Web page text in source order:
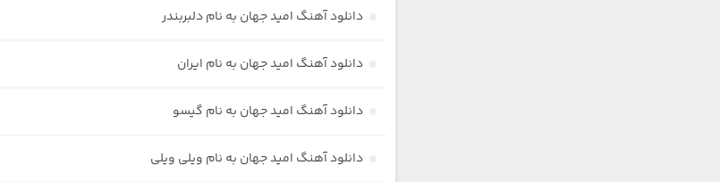
دانلود آهنگ امید جهان به نام دلبربندر
دانلود آهنگ امید جهان به نام ایران
دانلود آهنگ امید جهان به نام گیسو
دانلود آهنگ امید جهان به نام ویلی ویلی